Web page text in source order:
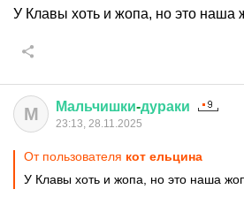
У Клавы хоть и жопа, но это наша
М Мальчишки-дураки
23:13, 28.11.2025
От пользователя кот ельцина
У Клавы хоть и жопа, но это наша